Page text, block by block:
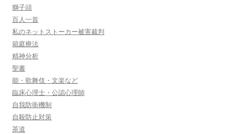
獅子頭
百人一首
私のネットストーカー被害裁判
箱庭療法
精神分析
聖書
能・歌舞伎・文楽など
臨床心理士・公認心理師
自我防衛機制
自殺防止対策
茶道